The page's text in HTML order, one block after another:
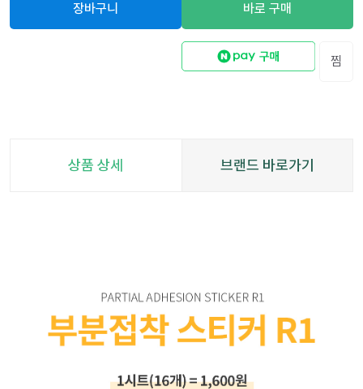
장바구니 바로 구매
찜
상품 상세 브랜드 바로가기